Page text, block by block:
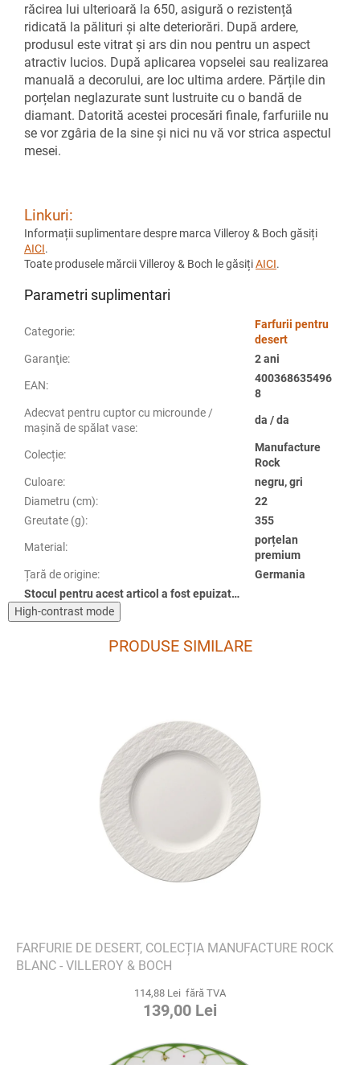
răcirea lui ulterioară la 650, asigură o rezistență
ridicată la pălituri și alte deteriorări. După ardere,
produsul este vitrat și ars din nou pentru un aspect
atractiv lucios. După aplicarea vopselei sau realizarea
manuală a decorului, are loc ultima ardere. Părțile din
porțelan neglazurate sunt lustruite cu o bandă de
diamant. Datorită acestei procesări finale, farfuriile nu
se vor zgâria de la sine și nici nu vă vor strica aspectul
mesei.
Linkuri:
Informații suplimentare despre marca Villeroy & Boch găsiți
AICI.
Toate produsele mărcii Villeroy & Boch le găsițiAICI.
Parametri suplimentari
Categorie:
Farfurii pentru
desert
Garanţie: 2 ani
EAN:
400368635496
8
Adecvat pentru cuptor cu microunde /
mașină de spălat vase:
da / da
Colecție:
Manufacture
Rock
Culoare:
negru, gri
Diametru (cm):
22
Greutate (g): 355
Material :
porțelan
premium
Țară de origine:
Germania
Stocul pentru acest articol a fost epuizat…
High-contrast mode
PRODUSE SIMILARE
FARFURIE DE DESERT, COLECȚIA MANUFACTURE ROCK
BLANC - VILLEROY & BOCH
114,88 Lei fără TVA
139,00 Lei